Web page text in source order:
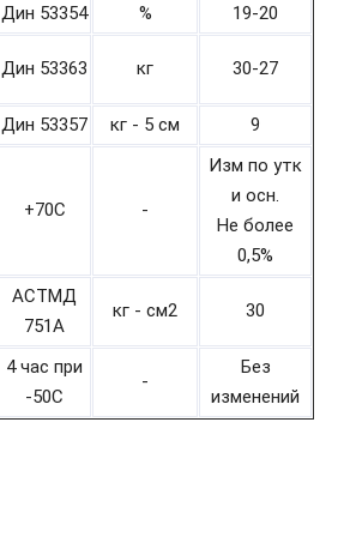
Дин 53354 %
19-20
Дин 53363 кг 30-27
Дин 53357 кг - 5 см 9
+70С -
Изм по утк
и осн.
Не более
0,5%
АСТМД
751А
кг - см2 30
4 час при
-50С
-
Без
изменений